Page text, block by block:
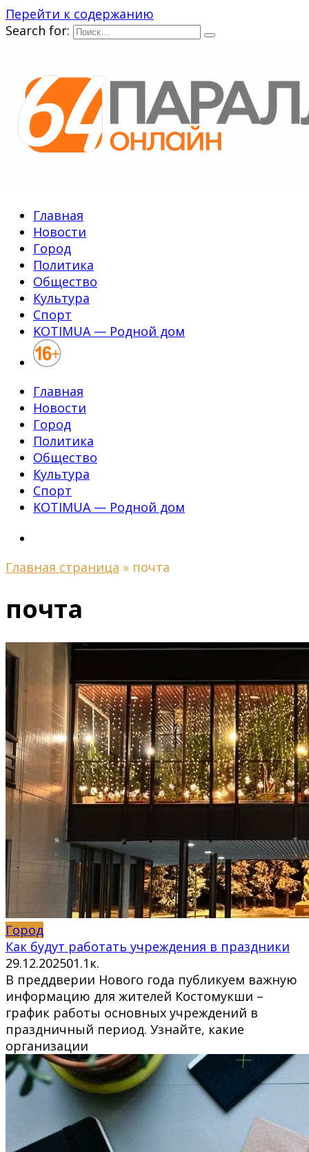
Перейти к содержанию
Search for:
Главная
Новости
Город
Политика
Общество
Культура
Спорт
KOTIMUA — Родной дом
Главная
Новости
Город
Политика
Общество
Культура
Спорт
KOTIMUA — Родной дом
Главная страница » почта
почта
Город
Как будут работать учреждения в праздники
29.12.202501.1к.
В преддверии Нового года публикуем важную
информацию для жителей Костомукши –
график работы основных учреждений в
праздничный период. Узнайте, какие
организации